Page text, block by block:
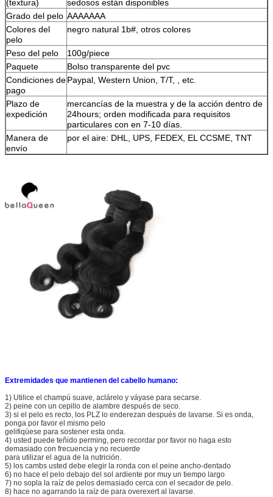
(textura)
sedosos están disponibles
Grado del pelo AAAAAAA
Colores del
pelo
negro natural 1b#, otros colores
Peso del pelo
100g/piece
Paquete
Bolso transparente del pvc
Condiciones de
pago
Paypal, Western Union, T/T, , etc.
Plazo de
expedición
mercancías de la muestra y de la acción dentro de
24hours; orden modificada para requisitos
particulares con en 7-10 días.
Manera de
envío
por el aire: DHL, UPS, FEDEX, EL CCSME, TNT
Extremidades que mantienen del cabello humano:
1) Utilice el champú suave, aclárelo y váyase para secarse.
2) peine con un cepillo de alambre después de seco.
3) si el pelo es recto, los PLZ lo enderezan después de lavarse. Si es onda,
ponga por favor el mismo pelo
gelifiqúese para sostener esta onda.
4) usted puede teñido perming, pero recordar por favor no haga esto
demasiado con frecuencia y no recuerde
para utilizar el agua de la nutrición.
5) los cambs usted debe elegir la ronda con el peine ancho-dentado
6) no hace el pelo debajo del sol ardiente por muy un tiempo largo
7) no sopla la raíz de pelos demasiado cerca con el secador de pelo.
8) hace no agarrando la raíz de para overexert al lavarse.